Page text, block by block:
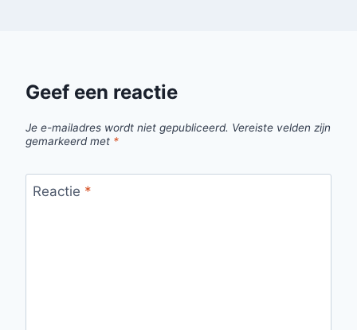
Geef een reactie
Je e-mailadres wordt niet gepubliceerd. Vereiste velden zijn
gemarkeerd met *
Reactie *